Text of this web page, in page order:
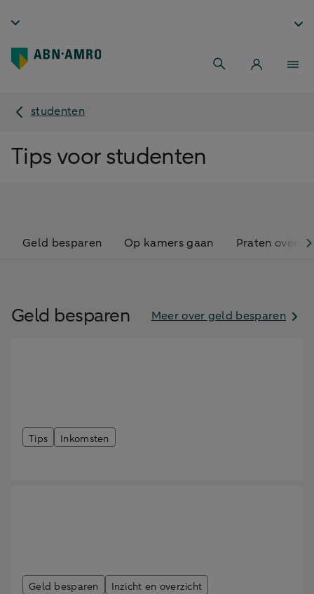
studenten
Tips voor studenten
Geld besparen Op kamers gaan Praten over
Geld besparen Meer over geld besparen
Tips Inkomsten
Geld besparen Inzicht en overzicht